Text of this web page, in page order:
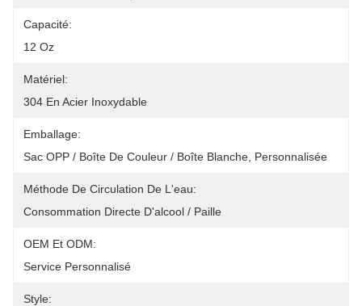
Capacité:
12 Oz
Matériel:
304 En Acier Inoxydable
Emballage:
Sac OPP / Boîte De Couleur / Boîte Blanche, Personnalisée
Méthode De Circulation De L'eau:
Consommation Directe D'alcool / Paille
OEM Et ODM:
Service Personnalisé
Style: